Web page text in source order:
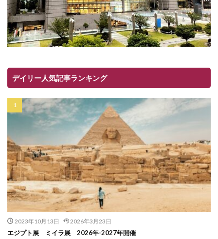
デイリー人気記事ランキング
2023年10月13日 2026年3月23日
エジプト展 ミイラ展 2026年-2027年開催